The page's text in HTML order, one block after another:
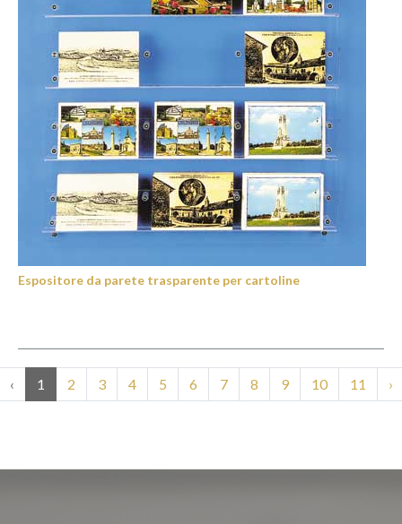
Espositore da parete trasparente per cartoline
‹ 1 2 3 4 5 6 7 8 9 10 11 ›